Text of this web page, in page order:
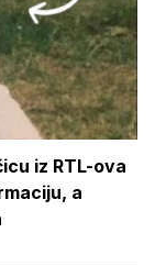
iz RTL-ova
a